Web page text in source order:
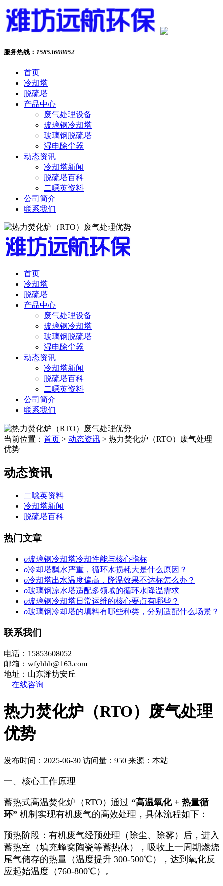
服务热线： 15853608052
首页
冷却塔
脱硫塔
产品中心
废气处理设备
玻璃钢冷却塔
玻璃钢脱硫塔
湿电除尘器
动态资讯
冷却塔新闻
脱硫塔百科
二噁英资料
公司简介
联系我们
首页
冷却塔
脱硫塔
产品中心
废气处理设备
玻璃钢冷却塔
玻璃钢脱硫塔
湿电除尘器
动态资讯
冷却塔新闻
脱硫塔百科
二噁英资料
公司简介
联系我们
当前位置： 首页 > 动态资讯 > 热力焚化炉（RTO）废气处理
优势
动态资讯
二噁英资料
冷却塔新闻
脱硫塔百科
热门文章
o玻璃钢冷却塔冷却性能与核心指标
o冷却塔飘水严重，循环水损耗大是什么原因？
o冷却塔出水温度偏高，降温效果不达标怎么办？
o玻璃钢凉水塔适配多领域的循环水降温需求
o玻璃钢冷却塔日常运维的核心要点有哪些？
o玻璃钢冷却塔的填料有哪些种类，分别适配什么场景？
联系我们
电话：15853608052
邮箱：wfyhhb@163.com
地址：山东潍坊安丘
在线咨询
热力焚化炉（RTO）废气处理
优势
发布时间：2025-06-30 访问量：950 来源：本站
一、核心工作原理​
蓄热式高温焚化炉（RTO）通过 “高温氧化 + 热量循
环” 机制实现有机废气的高效处理，具体流程如下：​
预热阶段：有机废气经预处理（除尘、除雾）后，进入
蓄热室（填充蜂窝陶瓷等蓄热体），吸收上一周期燃烧
尾气储存的热量（温度提升 300-500℃），达到氧化反
应起始温度（760-800℃）。​